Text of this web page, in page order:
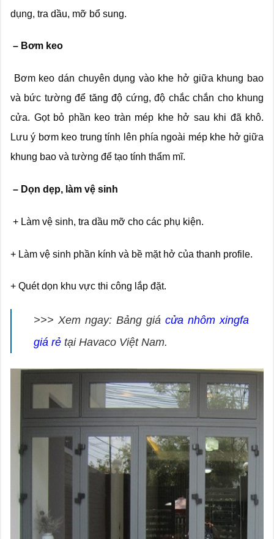
dụng, tra dầu, mỡ bổ sung.
– Bơm keo
Bơm keo dán chuyên dụng vào khe hở giữa khung bao
và bức tường để tăng độ cứng, độ chắc chắn cho khung
cửa. Gọt bỏ phần keo tràn mép khe hở sau khi đã khô.
Lưu ý bơm keo trung tính lên phía ngoài mép khe hở giữa
khung bao và tường để tạo tính thẩm mĩ.
– Dọn dẹp, làm vệ sinh
+ Làm vệ sinh, tra dầu mỡ cho các phụ kiện.
+ Làm vệ sinh phần kính và bề mặt hở của thanh profile.
+ Quét dọn khu vực thi công lắp đặt.
>>> Xem ngay: Bảng giá cửa nhôm xingfa
giá rẻ tại Havaco Việt Nam.